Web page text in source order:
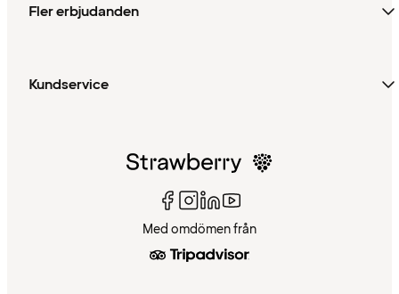
Fler erbjudanden
Kundservice
Med omdömen från